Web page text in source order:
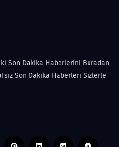
Son Dakika Haberlerini Buradan
Son Dakika Haberleri Sizlerle